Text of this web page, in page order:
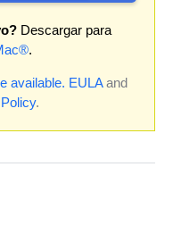
Descargar para
.
available. EULAand
.